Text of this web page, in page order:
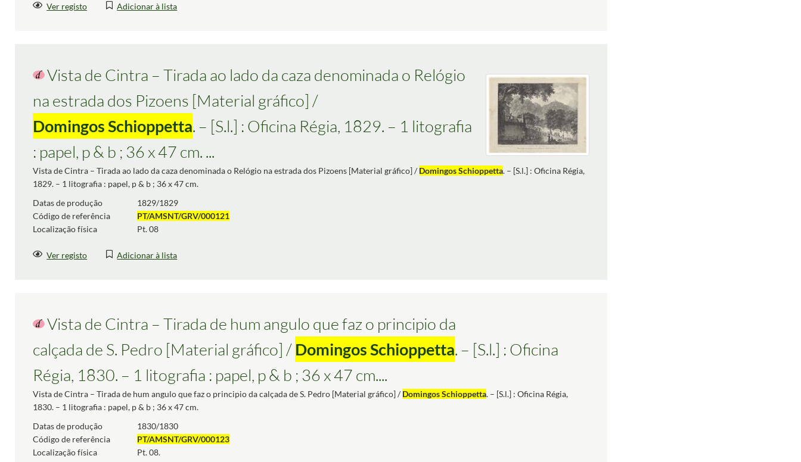
Ver registo Adicionar à lista
Vista de Cintra – Tirada ao lado da caza denominada o Relógio
na estrada dos Pizoens [Material gráfico] /
Domingos Schioppetta. – [S.l.] : Oficina Régia, 1829. – 1 litografia
: papel, p & b ; 36 x 47 cm. ...
Vista de Cintra – Tirada ao lado da caza denominada o Relógio na estrada dos Pizoens [Material gráfico] / Domingos Schioppetta. – [S.l.] : Oficina Régia,
1829. – 1 litografia : papel, p & b ; 36 x 47 cm.
Datas de produção
1829/1829
Código de referência
PT/AMSNT/GRV/000121
Localização física
Pt. 08
Ver registo Adicionar à lista
Vista de Cintra – Tirada de hum angulo que faz o principio da
calçada de S. Pedro [Material gráfico] / Domingos Schioppetta. – [S.l.] : Oficina
Régia, 1830. – 1 litografia : papel, p & b ; 36 x 47 cm....
Vista de Cintra – Tirada de hum angulo que faz o principio da calçada de S. Pedro [Material gráfico] / Domingos Schioppetta. – [S.l.] : Oficina Régia,
1830. – 1 litografia : papel, p & b ; 36 x 47 cm.
Datas de produção
1830/1830
Código de referência
PT/AMSNT/GRV/000123
Localização física
Pt. 08.